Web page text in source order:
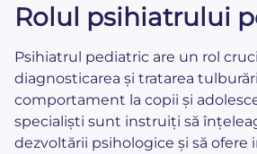
Rolul psihiatrului
Psihiatrul pediatric are un rol
diagnosticarea și tratarea
comportament la copii și
specialiști sunt instruiți să
dezvoltării psihologice și să ofere